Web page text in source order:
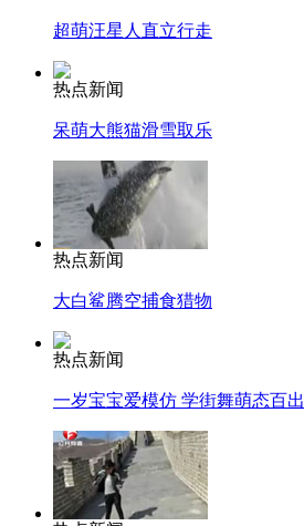
超萌汪星人直立行走
热点新闻
呆萌大熊猫滑雪取乐
热点新闻
大白鲨腾空捕食猎物
热点新闻
一岁宝宝爱模仿 学街舞萌态百出